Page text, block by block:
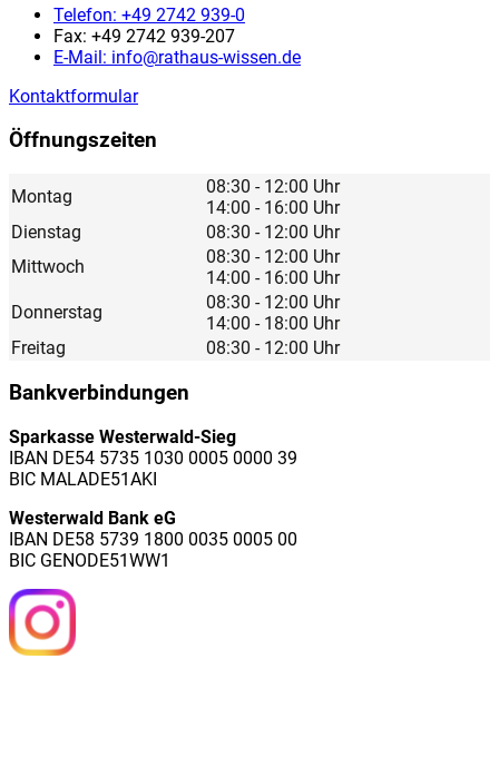
Telefon: +49 2742 939-0
Fax: +49 2742 939-207
E-Mail: info@rathaus-wissen.de
Kontaktformular
Öffnungszeiten
Montag
08:30 - 12:00 Uhr
14:00 - 16:00 Uhr
Dienstag
08:30 - 12:00 Uhr
Mittwoch
08:30 - 12:00 Uhr
14:00 - 16:00 Uhr
Donnerstag
08:30 - 12:00 Uhr
14:00 - 18:00 Uhr
Freitag
08:30 - 12:00 Uhr
Bankverbindungen
Sparkasse Westerwald-Sieg
IBAN DE54 5735 1030 0005 0000 39
BIC MALADE51AKI
Westerwald Bank eG
IBAN DE58 5739 1800 0035 0005 00
BIC GENODE51WW1